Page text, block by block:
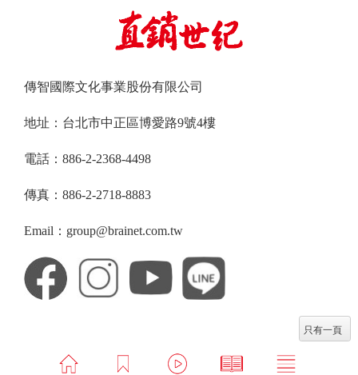
傳智國際文化事業股份有限公司
地址：台北市中正區博愛路9號4樓
電話：886-2-2368-4498
傳真：886-2-2718-8883
Email：group@brainet.com.tw
只有一頁